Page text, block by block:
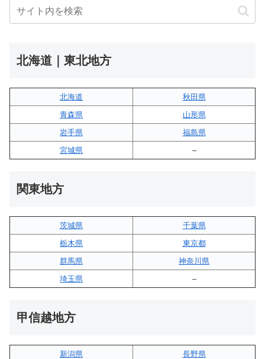
北海道｜東北地方
北海道
秋田県
青森県
山形県
岩手県
福島県
宮城県
–
関東地方
茨城県
千葉県
栃木県
東京都
群馬県
神奈川県
埼玉県
–
甲信越地方
新潟県
長野県